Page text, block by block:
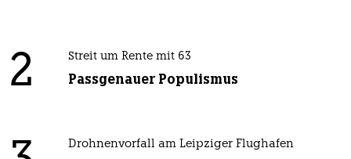
2 Streit um Rente mit 63
Passgenauer Populismus
Drohnenvorfall am Leipziger Flughafen